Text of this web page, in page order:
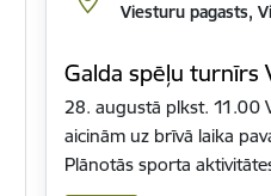
Viesturu pagasts,
Galda spēļu turnīrs
28. augustā plkst. 11.00
aicinām uz brīvā laika
Plānotās sporta